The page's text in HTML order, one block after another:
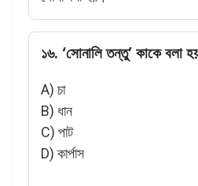
১৬. ‘সোনালি তন্তু’ কাকে বলা
A) চা
B) ধান
C) পাট
D) কার্পাস